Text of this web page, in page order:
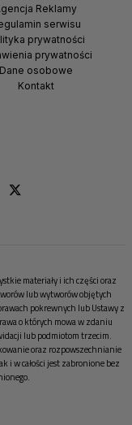
Reklamy
serwisu
prywatności
prywatności
Dane osobowe
Kontakt
materiały i ich części oraz
lub wytworów objętych
pokrewnych lub Ustawy z
o których mowa w zdaniu
lub podmiotom trzecim.
oraz rozpowszechnianie
i w całości jest zabronione bez